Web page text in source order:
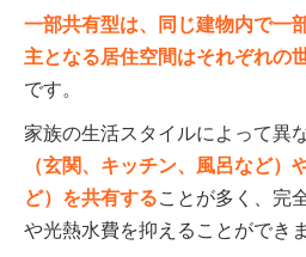
一部共有型は、同じ建物内で一
主となる居住空間はそれぞれの
です。
家族の生活スタイルによって異
（玄関、キッチン、風呂など）
ど）を共有することが多く、完
や光熱水費を抑えることができま